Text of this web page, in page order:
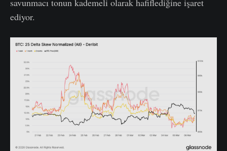
savunmacı tonun kademeli olarak hafiflediğine işaret
ediyor.